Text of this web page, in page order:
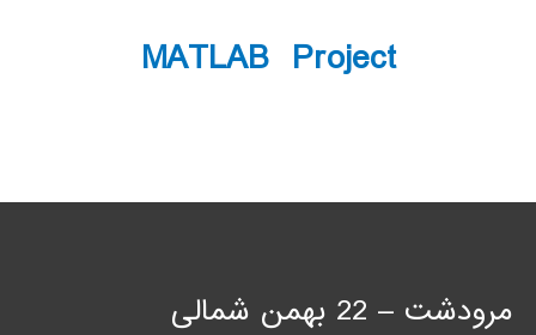
MATLAB Project
مرودشت – 22 بهمن شمالی